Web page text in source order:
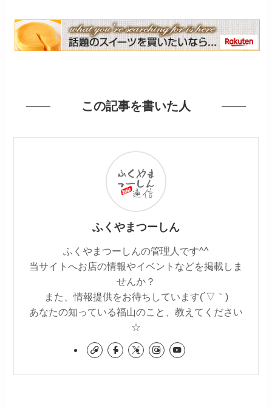
この記事を書いた人
ふくやまつーしん
ふくやまつーしんの管理人です^^
当サイトへお店の情報やイベントなどを掲載しま
せんか？
また、情報提供をお待ちしています(´▽｀)
あなたの知っている福山のこと、教えてください
☆